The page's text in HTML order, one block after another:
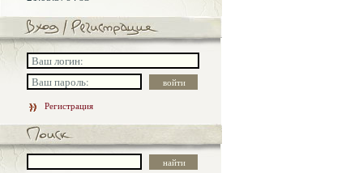
Регистрация